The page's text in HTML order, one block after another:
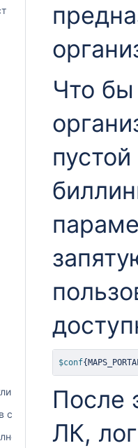
системы
связи при добавлении
координат
Что бы
$conf{
После
ЛК,